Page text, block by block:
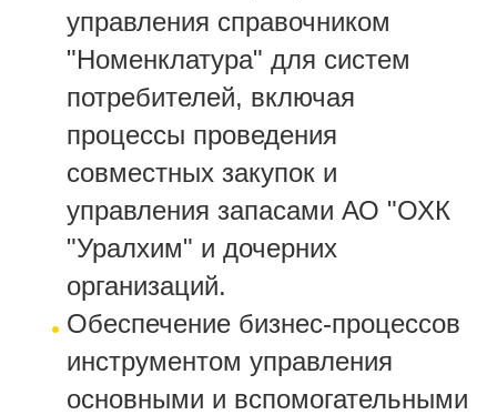
управления справочником
"Номенклатура" для систем
потребителей, включая
процессы проведения
совместных закупок и
управления запасами АО "ОХК
"Уралхим" и дочерних
организаций.
Обеспечение бизнес-процессов
инструментом управления
основными и вспомогательными